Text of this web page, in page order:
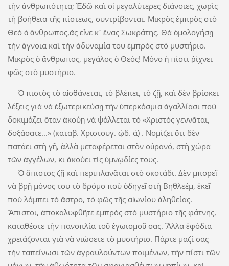
τὴν ἀνθρωπότητα; Ἐδῶ καὶ οἱ μεγαλύτερες διάνοιες, χωρὶς
τὴ βοήθεια τῆς πίστεως, συντρίβονται. Μικρὸς ἐμπρὸς στὸ
Θεὸ ὁ ἄνθρωπος,ἂς εἶνε κ᾽ ἕνας Σωκράτης. Θὰ ὁμολογήσῃ
τὴν ἄγνοια καὶ τὴν ἀδυναμία του ἐμπρὸς στὸ μυστήριο.
Μικρὸς ὁ ἄνθρωπος, μεγάλος ὁ Θεός! Μόνο ἡ πίστι ῥίχνει
φῶς στὸ μυστήριο.
Ὁ πιστὸς τὸ αἰσθάνεται, τὸ βλέπει, τὸ ζῇ, καὶ δὲν βρίσκει
λέξεις γιὰ νὰ ἐξωτερικεύσῃ τὴν ὑπερκόσμια ἀγαλλίασι ποὺ
δοκιμάζει ὅταν ἀκούῃ νὰ ψάλλεται τὸ «Χριστὸς γεννᾶται,
δοξάσατε...» (καταβ. Χριστουγ. ᾠδ. α΄) . Νομίζει ὅτι δὲν
πατάει στὴ γῆ, ἀλλὰ μεταφέρεται στὸν οὐρανό, στὴ χώρα
τῶν ἀγγέλων, κι ἀκούει τὶς ὑμνῳδίες τους.
Ὁ ἄπιστος ζῇ καὶ περιπλανᾶται στὸ σκοτάδι. Δὲν μπορεῖ
νὰ βρῇ μόνος του τὸ δρόμο ποὺ ὁδηγεῖ στὴ Βηθλεέμ, ἐκεῖ
ποὺ λάμπει τὸ ἄστρο, τὸ φῶς τῆς αἰωνίου ἀληθείας.
Ἄπιστοι, ἀποκαλυφθῆτε ἐμπρὸς στὸ μυστήριο τῆς φάτνης,
καταθέστε τὴν πανοπλία τοῦ ἐγωισμοῦ σας. Ἄλλα ἐφόδια
χρειάζονται γιὰ νὰ νιώσετε τὸ μυστήριο. Πάρτε μαζί σας
τὴν ταπείνωσι τῶν ἀγραυλούντων ποιμένων, τὴν πίστι τῶν